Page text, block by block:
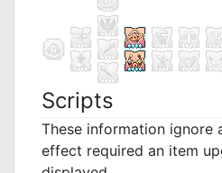
Scripts
These information ignore
effect required an item